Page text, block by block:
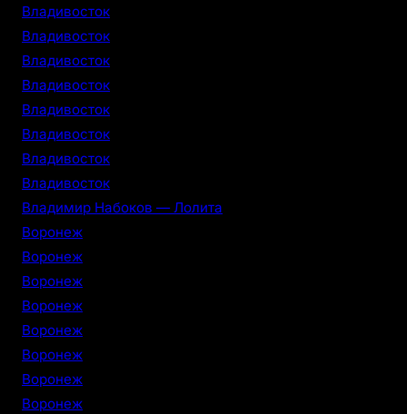
Владивосток
Владивосток
Владивосток
Владивосток
Владивосток
Владивосток
Владивосток
Владивосток
Владимир Набоков — Лолита
Воронеж
Воронеж
Воронеж
Воронеж
Воронеж
Воронеж
Воронеж
Воронеж